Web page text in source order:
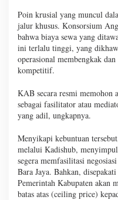
Poin krusial yang muncul
jalur khusus. Konsorsium
bahwa biaya sewa yang
ini terlalu tinggi, yang
operasional membengkak
kompetitif.
KAB secara resmi memohon
sebagai fasilitator atau
yang adil, ungkapnya.
Menyikapi kebuntuan
melalui Kadishub,
segera memfasilitasi
Bara Jaya. Bahkan,
Pemerintah Kabupaten akan
batas atas (ceiling price)